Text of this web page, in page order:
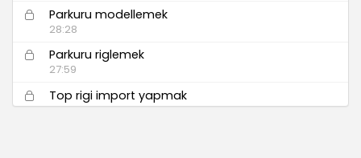
Parkuru modellemek
28:28
Parkuru riglemek
27:59
Top rigi import yapmak
07:17